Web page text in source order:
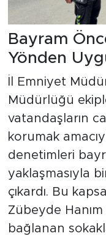
Bayram
Yönden
İl Emniyet
Müdürlüğü
vatandaşların
korumak
denetimleri
yaklaşmasıyla
çıkardı. Bu
Zübeyde
bağlanan